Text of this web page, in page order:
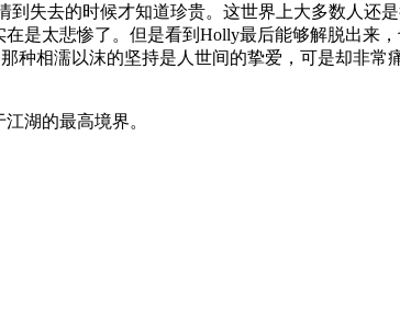
失去的时候才知道珍贵。这世界上大多数人还
是太悲惨了。但是看到Holly最后能够解脱出来
相濡以沫的坚持是人世间的挚爱，可是却非常
湖的最高境界。